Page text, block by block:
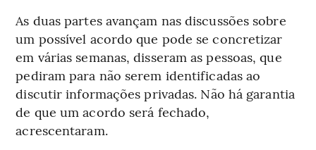
As duas partes avançam nas discussões sobre
um possível acordo que pode se concretizar
em várias semanas, disseram as pessoas, que
pediram para não serem identificadas ao
discutir informações privadas. Não há garantia
de que um acordo será fechado,
acrescentaram.